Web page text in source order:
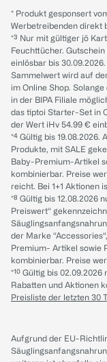
* Produkt gesponsert
Werbetreibenden direkt
*³ Nur mit gültiger jö
Feuchttücher.
einlösbar bis
Sammelwert wird auf
im Online Shop.
in der BIPA Filiale
das tiptoi Starter-Set in
der Wert iHv 54.99 €
*⁴ Gültig bis
Produkte, mit SALE
Baby-Premium-Artikel
kombinierbar. Preise
reicht. Bei 1+1 Aktionen
*⁸ Gültig bis 12.08.2026
Preiswert“
der Marke
Premium- Artikel sowie
kombinierbar. Preise
*¹⁰ Gültig bis
Rabatten und Aktionen
Preisliste der letzten 30
Aufgrund der EU-